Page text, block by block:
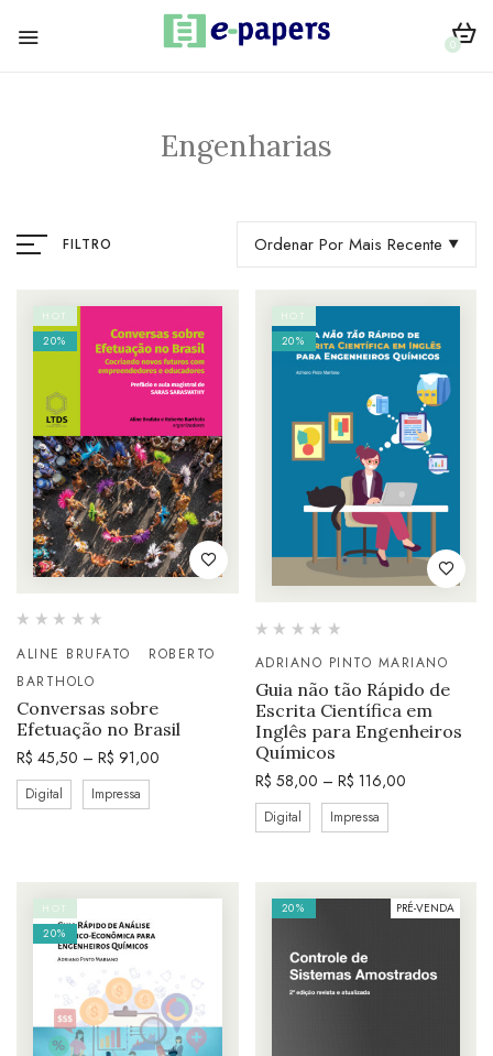
0
Engenharias
FILTRO Ordenar Por Mais Recente
HOT
20%
ALINE BRUFATO
ROBERTO
BARTHOLO
Conversas sobre
Efetuação no Brasil
R$ 45,50 – R$ 91,00
Digital Impressa
HOT
20%
ADRIANO PINTO MARIANO
Guia não tão Rápido de
Escrita Científica em
Inglês para Engenheiros
Químicos
R$ 58,00 – R$ 116,00
Digital Impressa
HOT
20%
20% PRÉ-VENDA